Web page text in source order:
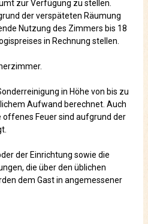
zur Verfügung zu stellen.
der verspäteten Räumung
Nutzung des Zimmers bis 18
in Rechnung stellen.
in Höhe von bis zu
Aufwand berechnet. Auch
offenes Feuer sind aufgrund der
der Einrichtung sowie die
die über den üblichen
dem Gast in angemessener